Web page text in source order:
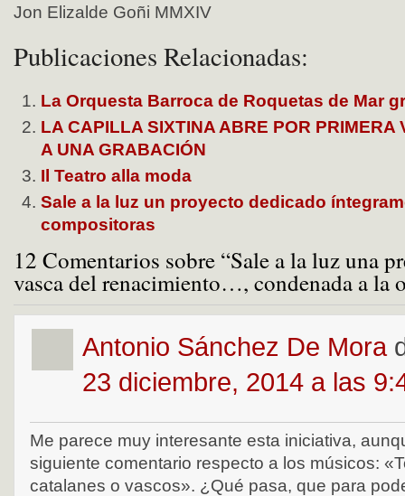
Jon Elizalde Goñi MMXIV
Publicaciones Relacionadas:
La Orquesta Barroca de Roquetas de Mar
LA CAPILLA SIXTINA ABRE POR PRIMERA
A UNA GRABACIÓN
Il Teatro alla moda
Sale a la luz un proyecto dedicado
compositoras
12 Comentarios sobre “Sale a la luz una
vasca del renacimiento…, condenada a la
Antonio Sánchez De Mora
23 diciembre, 2014 a las
Me parece muy interesante esta iniciativa,
siguiente comentario respecto a los músicos:
catalanes o vascos». ¿Qué pasa, que para